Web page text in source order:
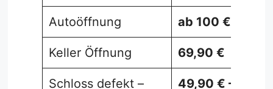
Autoöffnung ab 100 €
Keller Öffnung 69,90 €
Schloss defekt –
49,90 € –